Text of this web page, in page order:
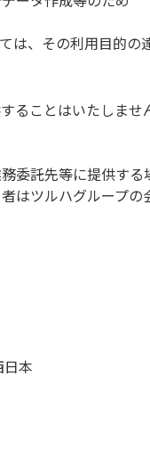
は、その利用目的の
ることはいたしませ
委託先等に提供する
はツルハグループの
本